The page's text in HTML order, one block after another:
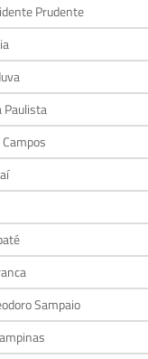
Prudente
Paulista
Campos
Sampaio